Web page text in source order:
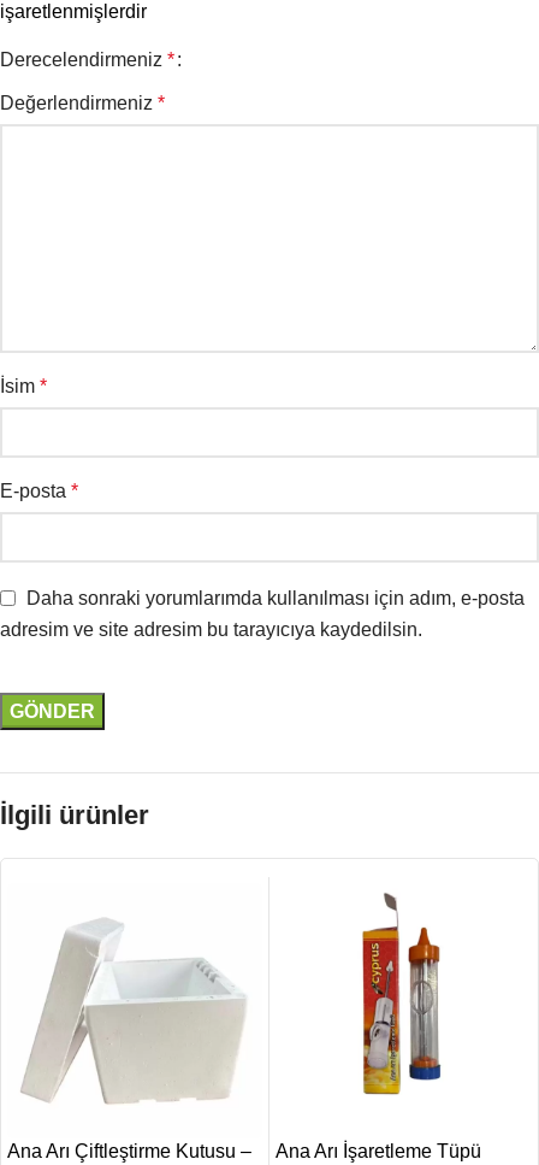
işaretlenmişlerdir
Derecelendirmeniz *
Değerlendirmeniz *
İsim *
E-posta *
Daha sonraki yorumlarımda kullanılması için adım, e-posta
adresim ve site adresim bu tarayıcıya kaydedilsin.
İlgili ürünler
Ana Arı Çiftleştirme Kutusu –
Ana Arı İşaretleme Tüpü